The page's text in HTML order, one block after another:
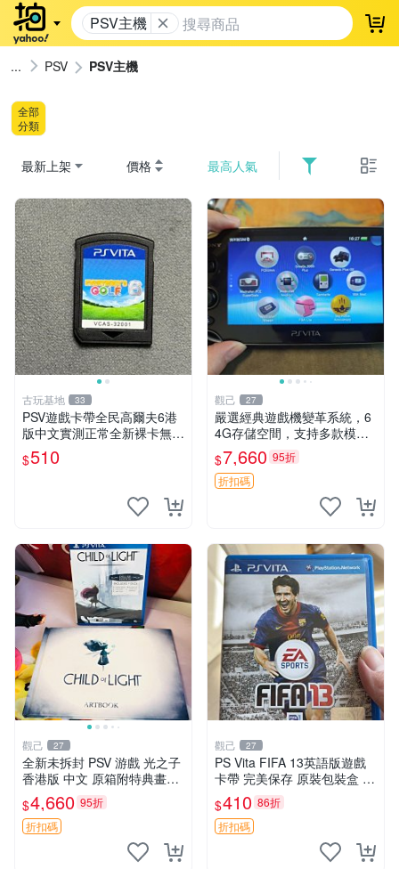
PSV主機 登
PSV PSV主機
全部
分類
最新上架 價格 最高人氣
古玩基地 33
PSV遊戲卡帶全民高爾夫6港
版中文實測正常全新裸卡無保
售不退換單次購兩張以上再享
優惠 全民高爾夫6 PSV 港版
$510
觀己 27
嚴選經典遊戲機變革系統，6
4G存儲空間，支持多款模擬
器享受懷舊樂趣 黑店版 PSV
游戲 模擬器
$7,660 95折
折扣碼
觀己 27
全新未拆封 PSV 游戲 光之子
香港版 中文 原箱附特典畫冊
輝耀上市嚴選商品 光之子 港
版 PSV 特典畫冊
$4,660 95折
折扣碼
觀己 27
PS Vita FIFA 13英語版遊戲
卡帶 完美保存 原裝包裝盒 推
薦收藏 FIFA 13 PSVita EA S
ports 官方版
$410 86折
折扣碼